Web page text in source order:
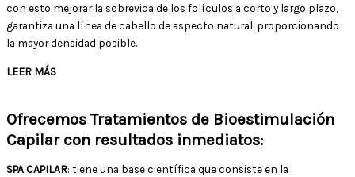
con esto mejorar la sobrevida de los folículos a corto y largo plazo,
garantiza una línea de cabello de aspecto natural, proporcionando
la mayor densidad posible.
LEER MÁS
Ofrecemos Tratamientos de Bioestimulación
Capilar con resultados inmediatos:
SPA CAPILAR: tiene una base científica que consiste en la